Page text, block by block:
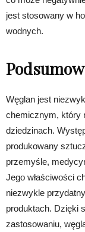
jest stosowany w
wodnych.
Węglan jest
chemicznym, który
dziedzinach.
produkowany
przemyśle,
Jego właściwości
niezwykle
produktach. Dzięki
zastosowaniu,